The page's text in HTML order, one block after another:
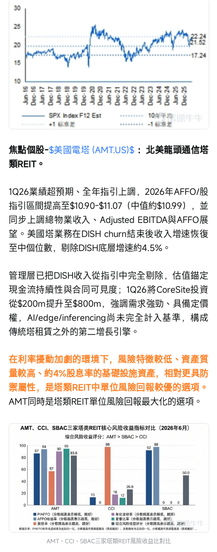
焦點個股-$美國電塔 (AMT.US)$ ：北美龍頭通信塔
類REIT。
1Q26業績超預期、全年指引上調，2026年AFFO/股
指引區間提高至$10.90-$11.07（中值約$10.99），並
同步上調總物業收入、Adjusted EBITDA與AFFO展
望。美國塔業務在DISH churn結束後收入增速恢復
至中個位數，剔除DISH底層增速約4.5%。
管理層已把DISH收入從指引中完全剔除，估值錨定
現金流持續性與合同可見度；1Q26將CoreSite投資
從$200m提升至$800m，強調需求強勁、具備定價
權，AI/edge/inferencing尚未完全計入基準，構成
傳統塔租賃之外的第二增長引擎。
在利率擾動加劇的環境下，風險特徵較低、資產質
量較高、約4%股息率的基礎設施資產，相對更具防
禦屬性，是塔類REIT中單位風險回報較優的選項。
AMT同時是塔類REIT單位風險回報最大化的選項。
AMT、CCI、SBAC三家塔類REIT風險收益比對比